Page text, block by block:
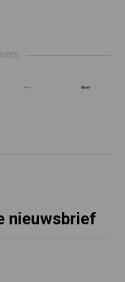
nieuwsbrief